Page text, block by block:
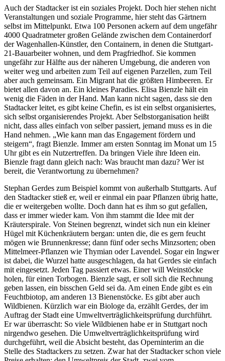
Auch der Stadtacker ist ein soziales Projekt. Doch hier stehen nicht
Veranstaltungen und soziale Programme, hier steht das Gärtnern
selbst im Mittelpunkt. Etwa 100 Personen ackern auf dem ungefähr
4000 Quadratmeter großen Gelände zwischen dem Containerdorf
der Wagenhallen-Künstler, den Containern, in denen die Stuttgart-
21-Bauarbeiter wohnen, und dem Pragfriedhof. Sie kommen
ungefähr zur Hälfte aus der näheren Umgebung, die anderen von
weiter weg und arbeiten zum Teil auf eigenen Parzellen, zum Teil
aber auch gemeinsam. Ein Migrant hat die größten Himbeeren. Er
bietet allen davon an. Ein kleines Paradies. Elisa Bienzle hält ein
wenig die Fäden in der Hand. Man kann nicht sagen, dass sie den
Stadtacker leitet, es gibt keine Chefin, es ist ein selbst organisiertes,
sich selbst organisierendes Projekt. Aber Selbstorganisation heißt
nicht, dass alles einfach von selber passiert, jemand muss es in die
Hand nehmen. „Wie kann man das Engagement fördern und
steigern“, fragt Bienzle. Immer am ersten Sonntag im Monat um 15
Uhr gibt es ein Nutzertreffen. Da bringen Viele ihre Ideen ein.
Bienzle fragt dann gleich nach: Was braucht man dazu? Wer ist
bereit, die Verantwortung zu übernehmen?
Stephan Gerdes zum Beispiel kommt von außerhalb Stuttgarts. Auf
den Stadtacker stieß er, weil er einmal ein paar Pflanzen übrig hatte,
die er weitergeben wollte. Doch dann hat es ihm so gut gefallen,
dass er immer wieder kam. Von ihm stammt die Idee mit der
Kräuterspirale. Von Steinen begrenzt, windet sich nun ein kleiner
Hügel mit Küchenkräutern bergan: unten die, die es gern feucht
mögen wie Brunnenkresse; dann fünf oder sechs Minzsorten; oben
Mittelmeer-Pflanzen wie Thymian oder Lavendel. Sogar ein Ingwer
ist dabei, die Wurzel hatte ausgeschlagen, da hat Gerdes sie einfach
mit eingesetzt. Jeden Tag passiert etwas. Einer will Weinstöcke
holen, für einen Torbogen. Bienzle sagt, er soll sich die Rechnung
geben lassen, ein bisschen Geld sei da. Am einen Ende gibt es ein
Feuchtbiotop, am anderen 13 Bienenstöcke. Es gibt aber auch
Wildbienen. Kürzlich war ein Biologe da, erzählt Gerdes, der im
Auftrag der Stadt eine Umweltverträglichkeitsprüfung durchführt.
Er war überrascht: So viele Wildbienen habe er in Stuttgart noch
nirgendwo gesehen. Die Umweltverträglichkeitsprüfung wird
durchgeführt, weil die Absicht besteht, das Operninterim an die
Stelle des Stadtackers zu setzen. Zwar hat der Stadtacker schon viele